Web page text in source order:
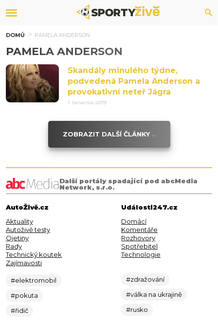
DOMŮ PAMELA ANDERSON
PAMELA ANDERSON
Skandály minulého týdne,
podvedená Pamela Anderson a
provokativní neteř Jágra
1. července 2019
ZOBRAZIT DALŠÍ ČLÁNKY
Další portály spadající pod abcMedia
Network, s.r.o.
AutoŽivě.cz
Aktuality
Autoživě testy
Ojetiny
Rady
Technický koutek
Zajímavosti
#elektromobil
#pokuta
#řidič
Události247.cz
Domácí
Komentáře
Rozhovory
Spotřebitel
Technologie
#zdražování
#válka na ukrajině
#rusko